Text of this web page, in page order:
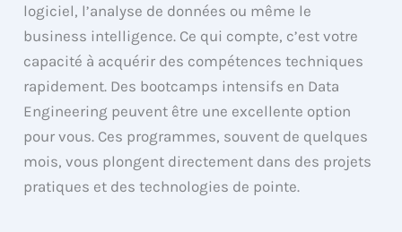
logiciel, l’analyse de données ou même le
business intelligence. Ce qui compte, c’est votre
capacité à acquérir des compétences techniques
rapidement. Des bootcamps intensifs en Data
Engineering peuvent être une excellente option
pour vous. Ces programmes, souvent de quelques
mois, vous plongent directement dans des projets
pratiques et des technologies de pointe.